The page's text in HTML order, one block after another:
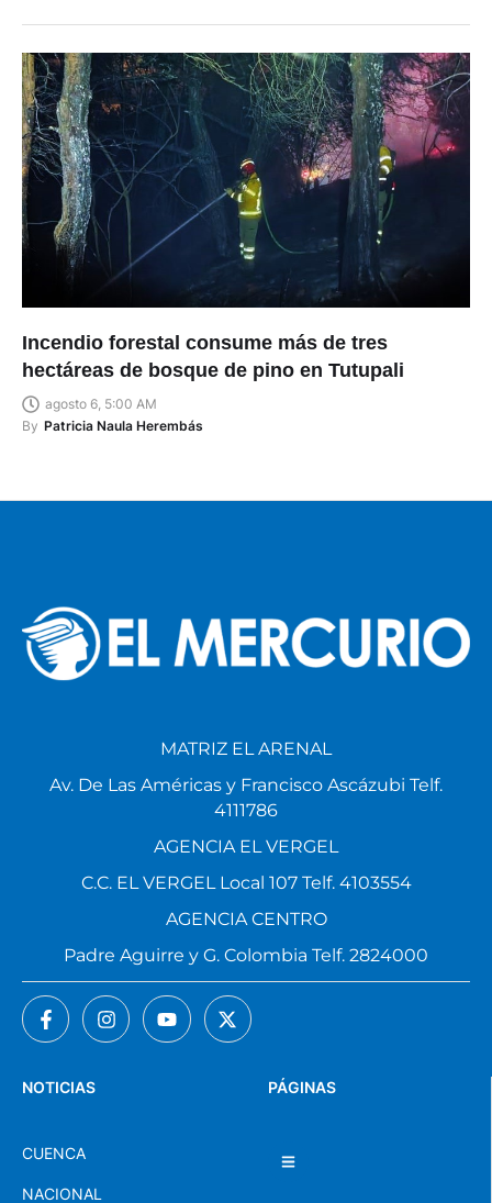
Incendio forestal consume más de tres
hectáreas de bosque de pino en Tutupali
agosto 6, 5:00 AM
By Patricia Naula Herembás
PÁGINAS
NOTICIAS
CUENCA
NACIONAL
MATRIZ EL ARENAL
Av. De Las Américas y Francisco Ascázubi Telf.
4111786
AGENCIA EL VERGEL
C.C. EL VERGEL Local 107 Telf. 4103554
AGENCIA CENTRO
Padre Aguirre y G. Colombia Telf. 2824000